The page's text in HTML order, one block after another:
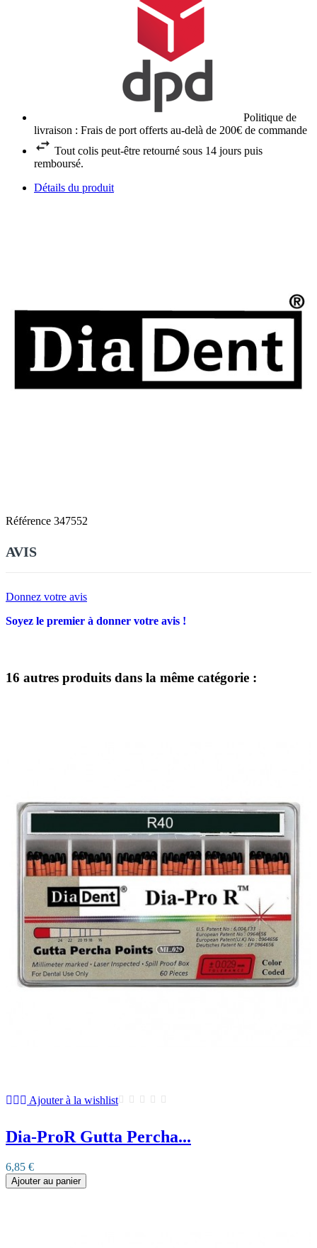
Politique de
livraison : Frais de port offerts au-delà de 200€ de commande
Tout colis peut-être retourné sous 14 jours puis
remboursé.
Détails du produit
Référence 347552
AVIS
Donnez votre avis
Soyez le premier à donner votre avis !
16 autres produits dans la même catégorie :
Ajouter à la wishlist
Dia-ProR Gutta Percha...
6,85 €
Ajouter au panier